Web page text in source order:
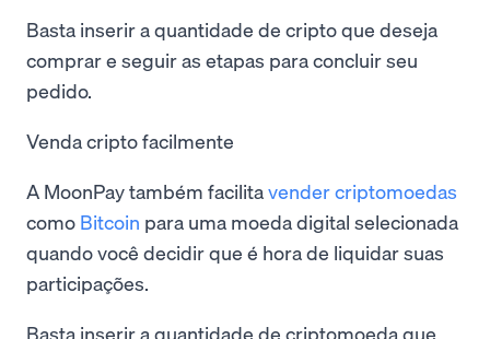
Basta inserir a quantidade de cripto que deseja
comprar e seguir as etapas para concluir seu
pedido.
Venda cripto facilmente
A MoonPay também facilitavender criptomoedas
como Bitcoin para uma moeda digital selecionada
quando você decidir que é hora de liquidar suas
participações.
Basta inserir a quantidade de criptomoeda que